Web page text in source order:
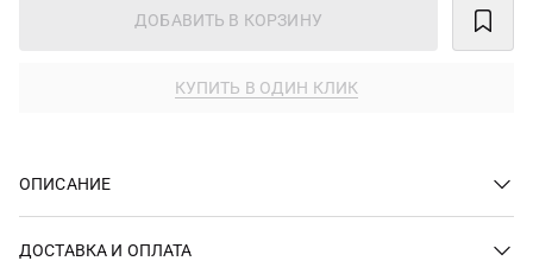
ДОБАВИТЬ В КОРЗИНУ
КУПИТЬ В ОДИН КЛИК
ОПИСАНИЕ
ДОСТАВКА И ОПЛАТА